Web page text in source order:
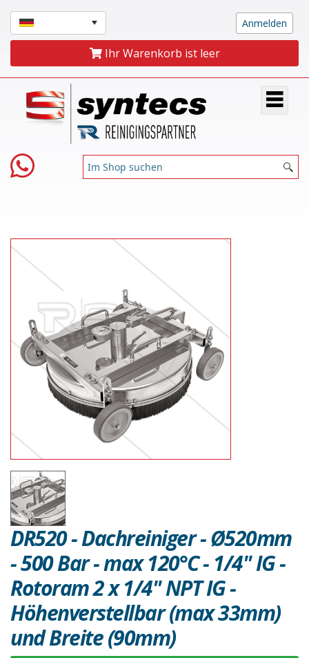
Ihr Warenkorb ist leer
DR520 - Dachreiniger - Ø520mm
- 500 Bar - max 120°C - 1/4" IG -
Rotoram 2 x 1/4" NPT IG -
Höhenverstellbar (max 33mm)
und Breite (90mm)